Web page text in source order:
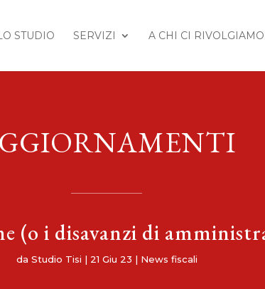
STUDIO SERVIZI A CHI CI RIVOLGIAMO
(o i disavanzi di
da Studio Tisi | 21 Giu 23 | News fiscali